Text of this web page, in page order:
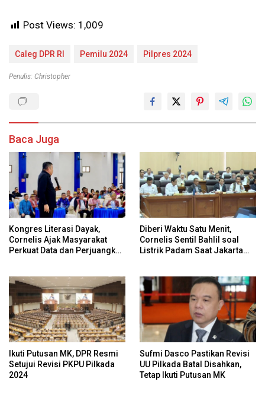
Post Views: 1,009
Caleg DPR RI Pemilu 2024 Pilpres 2024
Penulis: Christopher
Baca Juga
Kongres Literasi Dayak,
Cornelis Ajak Masyarakat
Perkuat Data dan Perjuangkan
Diberi Waktu Satu Menit,
Cornelis Sentil Bahlil soal
Listrik Padam Saat Jakarta
Ikuti Putusan MK, DPR Resmi
Setujui Revisi PKPU Pilkada
2024
Sufmi Dasco Pastikan Revisi
UU Pilkada Batal Disahkan,
Tetap Ikuti Putusan MK